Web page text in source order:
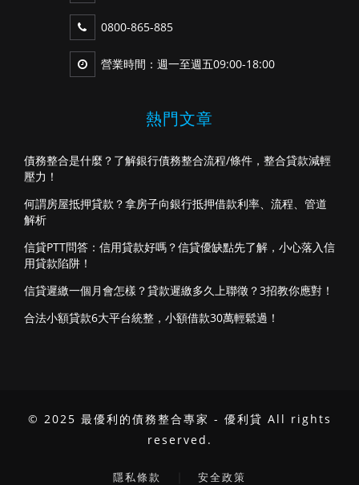
0800-865-885
營業時間：週一至週五09:00-18:00
熱門文章
債務整合是什麼？了解銀行債務整合流程/條件，整合貸款減輕
壓力！
何謂房屋抵押貸款？拿房子向銀行抵押借款利率、流程、管道
解析
信貸PTT問答：信用貸款好嗎？信貸優缺點先了解，小心落入信
用貸款陷阱！
信貸遲繳一個月會怎樣？貸款遲繳多久上聯徵？3招教你應對！
合法小額貸款6大平台統整，小額借款30萬輕鬆過！
© 2025 最優利的債務整合專家 - 優利貸 All rights
reserved.
隱私條款 安全政策